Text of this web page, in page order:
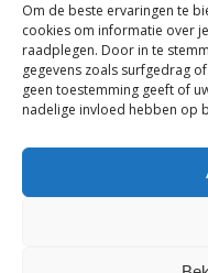
Om de beste ervaringen te
cookies om informatie over
raadplegen. Door in te
gegevens zoals surfgedrag
geen toestemming geeft of
nadelige invloed hebben op
© 2026 Van der
Privacyverklaring|
Algemene
genoemd. Geen